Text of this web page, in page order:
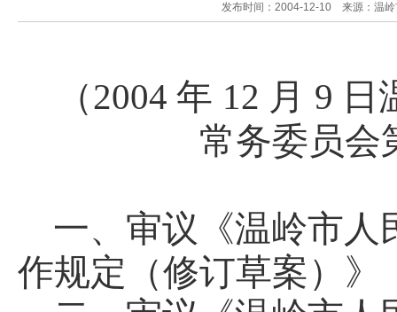
发布时间：2004-12-10 来源：温
（2004 年 12 月 9 日
常务委员会
一、审议《温岭市人
作规定（修订草案）》